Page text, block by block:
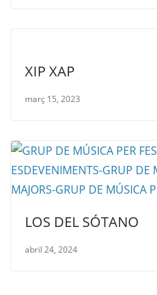
XIP XAP
març 15, 2023
LOS DEL SÓTANO
abril 24, 2024